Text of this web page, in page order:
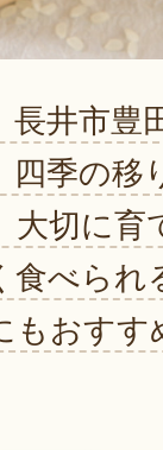
長井市豊
四季の移
大切に育
食べられ
もおすす